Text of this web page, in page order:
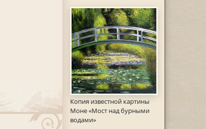
Копия известной картины
Моне «Мост над бурными
водами»